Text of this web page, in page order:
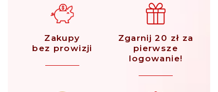
Zakupy
bez prowizji
Zgarnij 20 zł za
pierwsze
logowanie!